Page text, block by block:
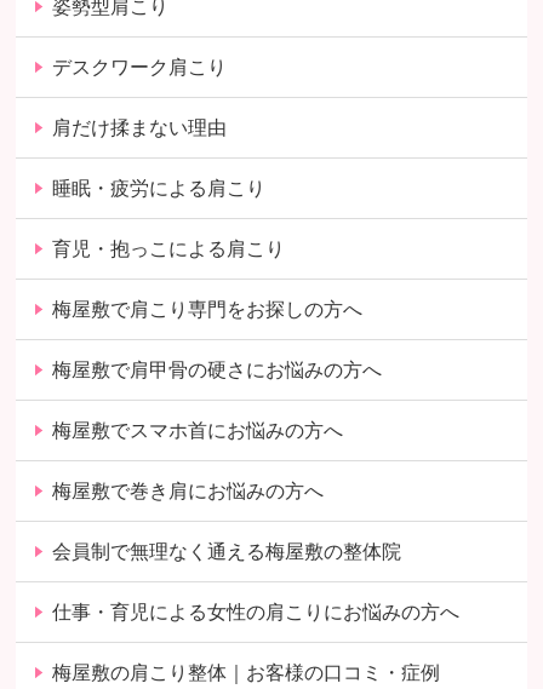
姿勢型肩こり
デスクワーク肩こり
肩だけ揉まない理由
睡眠・疲労による肩こり
育児・抱っこによる肩こり
梅屋敷で肩こり専門をお探しの方へ
梅屋敷で肩甲骨の硬さにお悩みの方へ
梅屋敷でスマホ首にお悩みの方へ
梅屋敷で巻き肩にお悩みの方へ
会員制で無理なく通える梅屋敷の整体院
仕事・育児による女性の肩こりにお悩みの方へ
梅屋敷の肩こり整体｜お客様の口コミ・症例